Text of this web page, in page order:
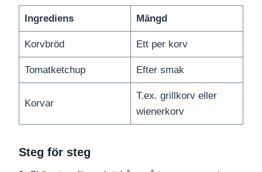
Ingrediens Mängd
Korvbröd Ett per korv
Tomatketchup Efter smak
Korvar
T.ex. grillkorv eller
wienerkorv
Steg för steg